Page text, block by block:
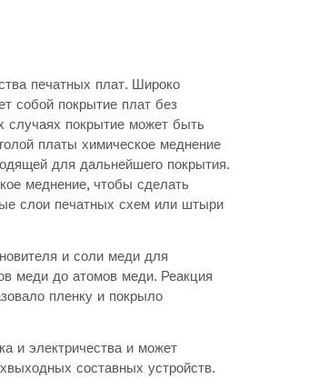
печатных плат. Широко
собой покрытие плат без
случаях покрытие может быть
платы химическое меднение
для дальнейшего покрытия.
меднение, чтобы сделать
слои печатных схем или штыри
и соли меди для
меди до атомов меди. Реакция
пленку и покрыло
и электричества и может
составных устройств.